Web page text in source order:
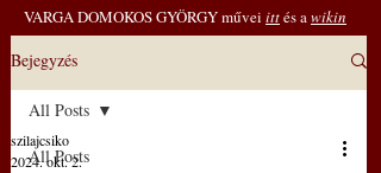
VARGA DOMOKOS GYÖRGY művei ittés awikin
Bejegyzés
All Posts
All Posts
szilajcsiko
2024. okt. 2.